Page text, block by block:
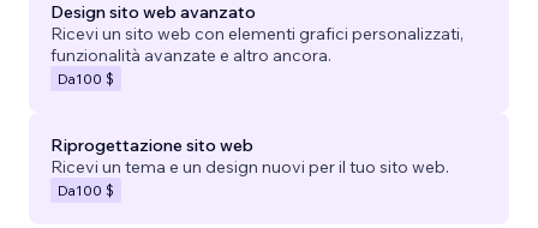
Design sito web avanzato
Ricevi un sito web con elementi grafici personalizzati,
funzionalità avanzate e altro ancora.
Da100 $
Riprogettazione sito web
Ricevi un tema e un design nuovi per il tuo sito web.
Da100 $